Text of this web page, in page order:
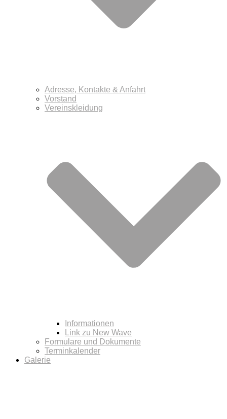
Adresse, Kontakte & Anfahrt
Vorstand
Vereinskleidung
Informationen
Link zu New Wave
Formulare und Dokumente
Terminkalender
Galerie